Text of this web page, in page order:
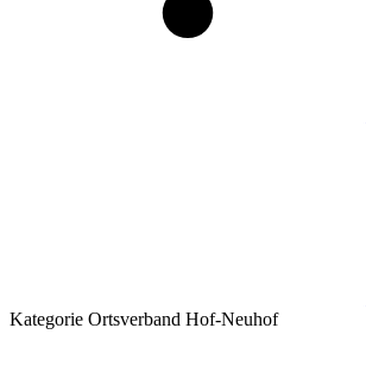
Kategorie Ortsverband Hof-Neuhof